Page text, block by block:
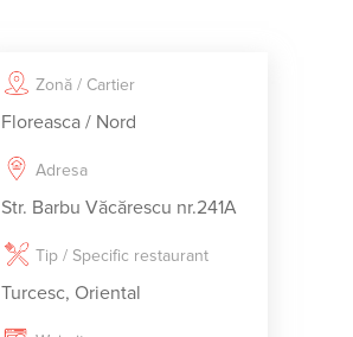
Zonă / Cartier
Floreasca / Nord
Adresa
Str. Barbu Văcărescu nr.241A
Tip / Specific restaurant
Turcesc, Oriental